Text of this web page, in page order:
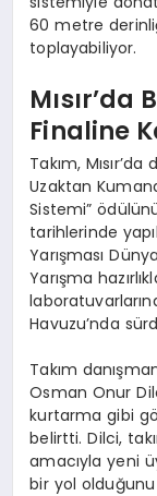
60 metre
toplayabiliyor.
Mısır’da
Finaline
Takım,
Uzaktan
Sistemi”
tarihlerinde
Yarışması
Yarışma
Havuzu’nda
Takım
Osman Onur
kurtarma gibi
belirtti. Dilci,
amacıyla yeni
bir yol